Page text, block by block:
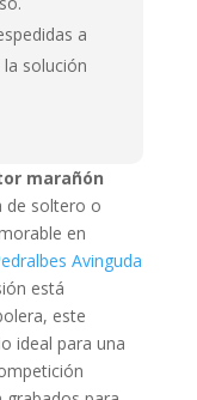
a
solución
marañón
de soltero o
en
Avinguda
está
este
ideal para una